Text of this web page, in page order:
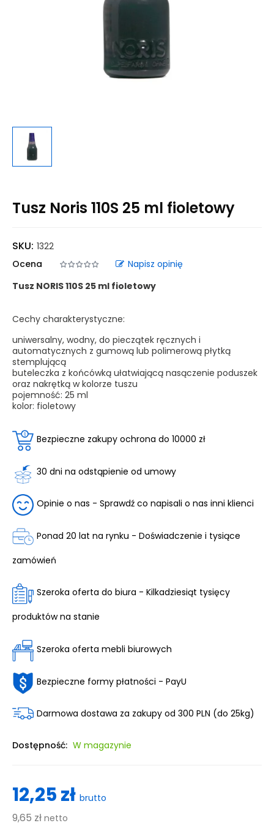
Tusz Noris 110S 25 ml fioletowy
SKU: 1322
Ocena
Napisz opinię
Tusz NORIS 110S 25 ml fioletowy
Cechy charakterystyczne:
uniwersalny, wodny, do pieczątek ręcznych i
automatycznych z gumową lub polimerową płytką
stemplującą
buteleczka z końcówką ułatwiającą nasączenie poduszek
oraz nakrętką w kolorze tuszu
pojemność: 25 ml
kolor: fioletowy
Bezpieczne zakupy ochrona do 10000 zł
30 dni na odstąpienie od umowy
Opinie o nas - Sprawdź co napisali o nas inni klienci
Ponad 20 lat na rynku - Doświadczenie i tysiące
zamówień
Szeroka oferta do biura - Kilkadziesiąt tysięcy
produktów na stanie
Szeroka oferta mebli biurowych
Bezpieczne formy płatności - PayU
Darmowa dostawa za zakupy od 300 PLN (do 25kg)
Dostępność: W magazynie
12,25 zł brutto
9,65 zł netto